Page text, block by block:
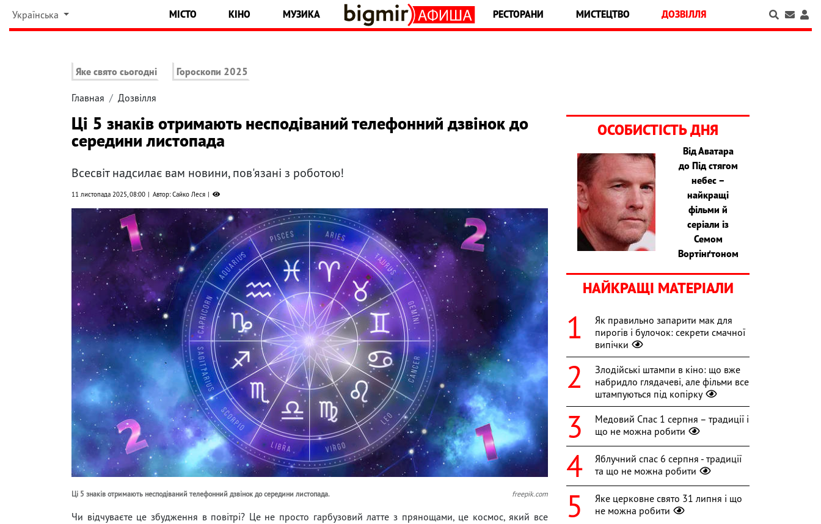
Українська МІСТО КІНО МУЗИКА РЕСТОРАНИ МИСТЕЦТВО ДОЗВІЛЛЯ
Яке свято сьогодні Гороскопи 2025
Главная Дозвілля
Ці 5 знаків отримають несподіваний телефонний дзвінок до
середини листопада
Всесвіт надсилає вам новини, пов'язані з роботою!
11 листопада 2025, 08:00 Автор: Сайко Леся
Ці 5 знаків отримають несподіваний телефонний дзвінок до середини листопада. freepik.com
Чи відчуваєте це збудження в повітрі? Це не просто гарбузовий латте з прянощами, це космос, який все
ОСОБИСТІСТЬ ДНЯ
Від Аватара
до Під стягом
небес –
найкращі
фільми й
серіали із
Семом
Вортінґтоном
НАЙКРАЩІ МАТЕРІАЛИ
Як правильно запарити мак для
пирогів і булочок: секрети смачної
випічки
Злодійські штампи в кіно: що вже
набридло глядачеві, але фільми все
штампуються під копірку
Медовий Спас 1 серпня – традиції і
що не можна робити
Яблучний спас 6 серпня - традиції
та що не можна робити
Яке церковне свято 31 липня і що
не можна робити